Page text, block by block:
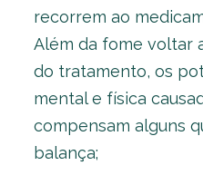
recorrem ao
Além da fome voltar
do tratamento, os
mental e física
compensam alguns
balança;